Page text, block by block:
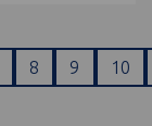
8 9 10